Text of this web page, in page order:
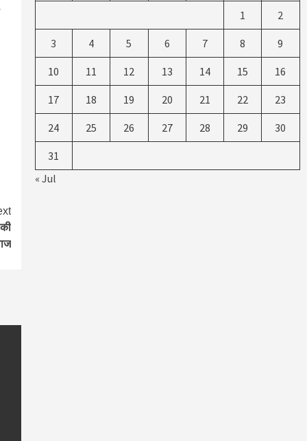
1 2
3 4 5 6 7 8 9
10 11 12 13 14 15 16
17 18 19 20 21 22 23
24 25 26 27 28 29 30
31
« Jul